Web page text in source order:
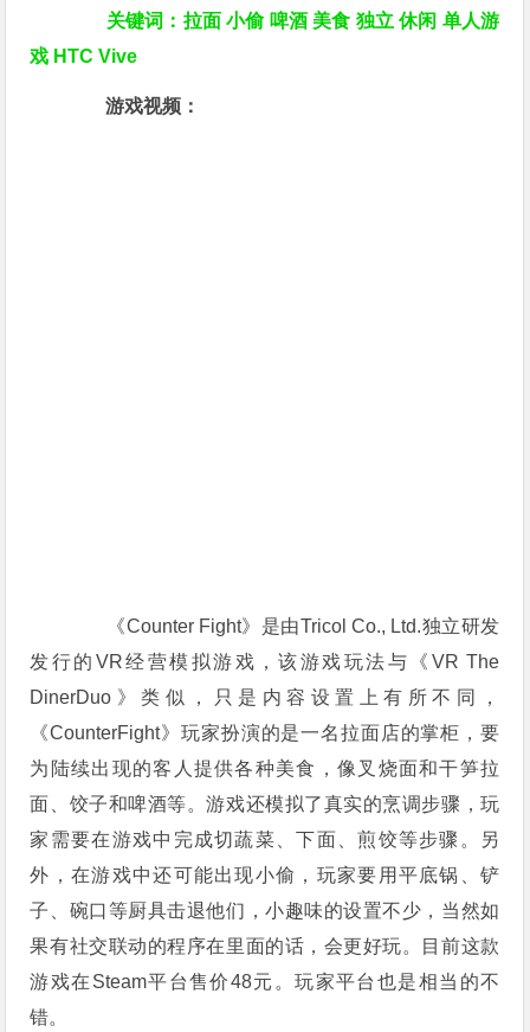
关键词：拉面 小偷 啤酒 美食 独立 休闲 单人游
戏 HTC Vive
游戏视频：
《Counter Fight》是由Tricol Co., Ltd.独立研发
发行的VR经营模拟游戏，该游戏玩法与《VR The
DinerDuo》类似，只是内容设置上有所不同，
《CounterFight》玩家扮演的是一名拉面店的掌柜，要
为陆续出现的客人提供各种美食，像叉烧面和干笋拉
面、饺子和啤酒等。游戏还模拟了真实的烹调步骤，玩
家需要在游戏中完成切蔬菜、下面、煎饺等步骤。另
外，在游戏中还可能出现小偷，玩家要用平底锅、铲
子、碗口等厨具击退他们，小趣味的设置不少，当然如
果有社交联动的程序在里面的话，会更好玩。目前这款
游戏在Steam平台售价48元。玩家平台也是相当的不
错。